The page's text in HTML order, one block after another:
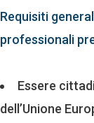
Requisiti
professionali
Essere
dell’Unione